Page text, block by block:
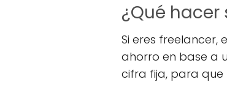
¿Qué
Si eres
ahorro en base a
cifra fija, para que